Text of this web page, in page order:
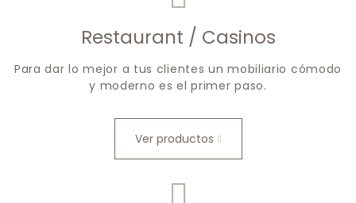
Restaurant / Casinos
Para dar lo mejor a tus clientes un mobiliario cómodo
y moderno es el primer paso.
Ver productos